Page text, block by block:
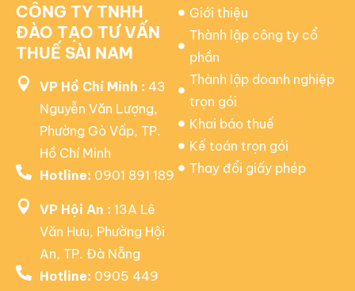
CÔNG TY TNHH
ĐÀO TẠO TƯ VẤN
THUẾ SÀI NAM
VP Hồ Chí Minh : 43
Nguyễn Văn Lượng,
Phường Gò Vấp, TP.
Hồ Chí Minh
Hotline: 0901 891 189
VP Hội An : 13A Lê
Văn Hưu, Phường Hội
An, TP. Đà Nẵng
Hotline: 0905 449
Giới thiệu
Thành lập công ty cổ
phần
Thành lập doanh nghiệp
trọn gói
Khai báo thuế
Kế toán trọn gói
Thay đổi giấy phép